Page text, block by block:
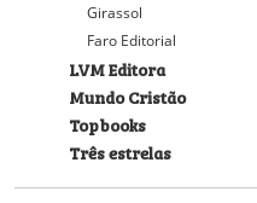
Girassol
Faro Editorial
LVM Editora
Mundo Cristão
Topbooks
Três estrelas